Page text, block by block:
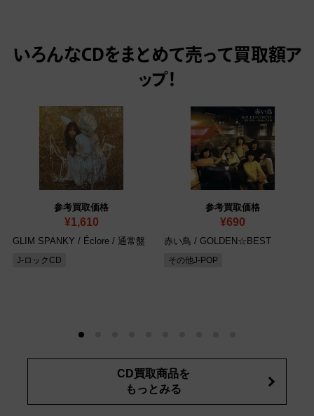
いろんなCDをまとめて売って 買取額ア
ップ！
参考買取価格
¥1,610
GLIM SPANKY / Éclore / 通常盤
J-ロックCD
参考買取価格
¥690
赤い鳥 / GOLDEN☆BEST
その他J-POP
CD買取商品を
もっとみる